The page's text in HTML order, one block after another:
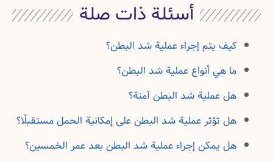
أسئلة ذات صلة
كيف يتم إجراء عملية شد البطن؟
ما هي أنواع عملية شد البطن؟
هل عملية شد البطن آمنة؟
هل تؤثر عملية شد البطن على إمكانية الحمل مستقبلًا؟
هل يمكن إجراء عملية شد البطن بعد عمر الخمسين؟